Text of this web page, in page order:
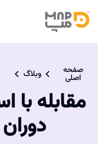
صفحه
اصلی وبلاگ
مقابله